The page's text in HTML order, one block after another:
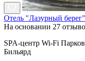
Отель "Лазурный берег"
На основании 27
SPA-центр Wi-Fi
Бильярд